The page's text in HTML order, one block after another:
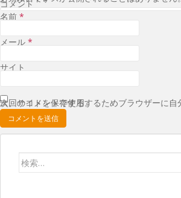
コメント
名前 *
メール *
サイト
次回のコメントで使用するためブラウザーに自分の名前、メールアドレス、サイトを保存する。